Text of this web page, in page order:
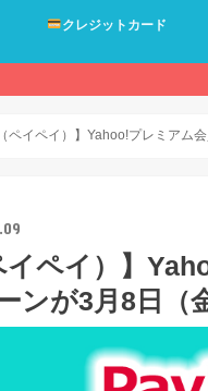
クレジットカード
ペイペイ）】Yahoo!プレミアム
イペイ）】
ンが3月8日（